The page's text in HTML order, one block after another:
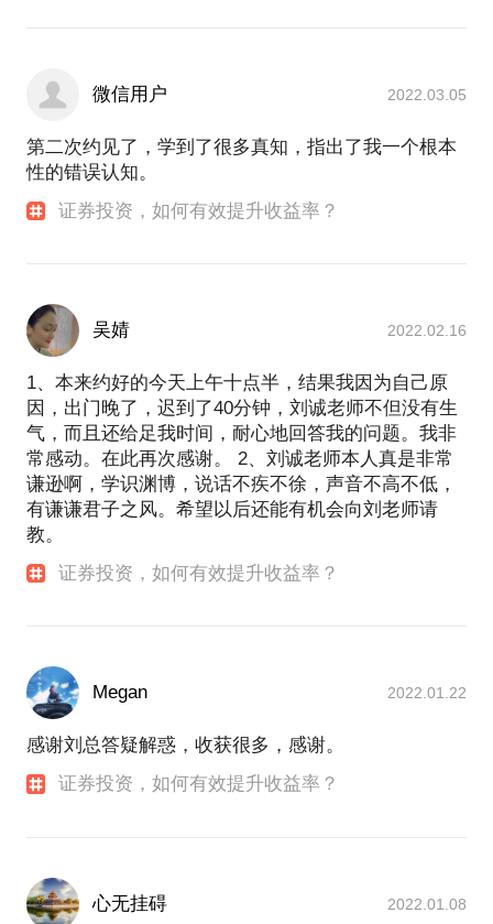
微信用户 2022.03.05
第二次约见了，学到了很多真知，指出了我一个根本
性的错误认知。
证券投资，如何有效提升收益率？
吴婧 2022.02.16
1、本来约好的今天上午十点半，结果我因为自己原
因，出门晚了，迟到了40分钟，刘诚老师不但没有生
气，而且还给足我时间，耐心地回答我的问题。我非
常感动。在此再次感谢。 2、刘诚老师本人真是非常
谦逊啊，学识渊博，说话不疾不徐，声音不高不低，
有谦谦君子之风。希望以后还能有机会向刘老师请
教。
证券投资，如何有效提升收益率？
Megan 2022.01.22
感谢刘总答疑解惑，收获很多，感谢。
证券投资，如何有效提升收益率？
心无挂碍 2022.01.08